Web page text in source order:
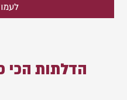
הדלתות הכי